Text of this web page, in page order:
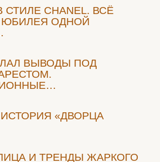
СТИЛЕ СHANEL. ВСЁ
ЮБИЛЕЯ ОДНОЙ
ВЫВОДЫ ПОД
«ДВОРЦА
И ТРЕНДЫ ЖАРКОГО